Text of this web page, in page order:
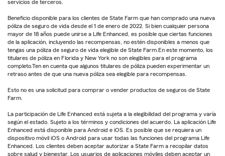
servicios de terceros.
Beneficio disponible para los clientes de State Farm que han comprado una nueva
póliza de seguro de vida desde el 1 de enero de 2022. Si bien cualquier persona
mayor de 18 años puede unirse a Life Enhanced, es posible que ciertas funciones
de la aplicación, incluyendo las recompensas, no estén disponibles a menos que
tengas una póliza de seguro de vida elegible de State Farm.En este momento, los
titulares de póliza en Florida y New York no son elegibles para el programa
completo.Ten en cuenta que algunos titulares de póliza pueden experimentar un
retraso antes de que una nueva póliza sea elegible para recompensas.
Esto no es una solicitud para comprar o vender productos de seguros de State
Farm.
La participación de Life Enhanced está sujeta a la elegibilidad del programa y varía
según el estado. Sujeto a los términos y condiciones del acuerdo. La aplicación Life
Enhanced está disponible para Android e iOS. Es posible que se requiera un
dispositivo móvil iOS o Android para usar todas las funciones del programa Life
Enhanced. Los clientes deben aceptar autorizar a State Farm a recopilar datos
sobre salud y bienestar. Los usuarios de aplicaciones móviles deben aceptar un